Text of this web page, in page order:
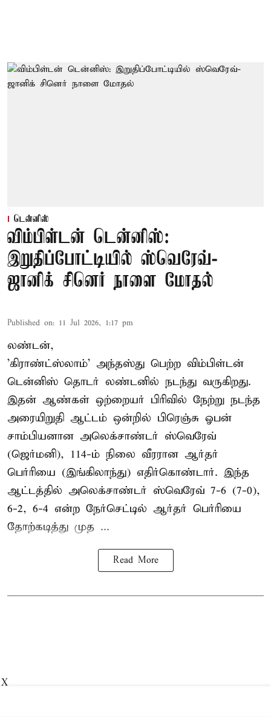
டென்னிஸ்
விம்பிள்டன் டென்னிஸ்:
இறுதிப்போட்டியில் ஸ்வெரேவ்-
ஜானிக் சினெர் நாளை மோதல்
Published on: 11 Jul 2026, 1:17 pm
லண்டன்,
'கிராண்ட்ஸ்லாம்' அந்தஸ்து பெற்ற விம்பிள்டன்
டென்னிஸ் தொடர் லண்டனில் நடந்து வருகிறது.
இதன் ஆண்கள் ஒற்றையர் பிரிவில் நேற்று நடந்த
அரையிறுதி ஆட்டம் ஒன்றில் பிரெஞ்சு ஓபன்
சாம்பியனான அலெக்சாண்டர் ஸ்வெரேவ்
(ஜெர்மனி), 114-ம் நிலை வீரரான ஆர்தர்
பெர்ரியை (இங்கிலாந்து) எதிர்கொண்டார். இந்த
ஆட்டத்தில் அலெக்சாண்டர் ஸ்வெரேவ் 7-6 (7-0),
6-2, 6-4 என்ற நேர்செட்டில் ஆர்தர் பெர்ரியை
தோற்கடித்து முத ...
Read More
X